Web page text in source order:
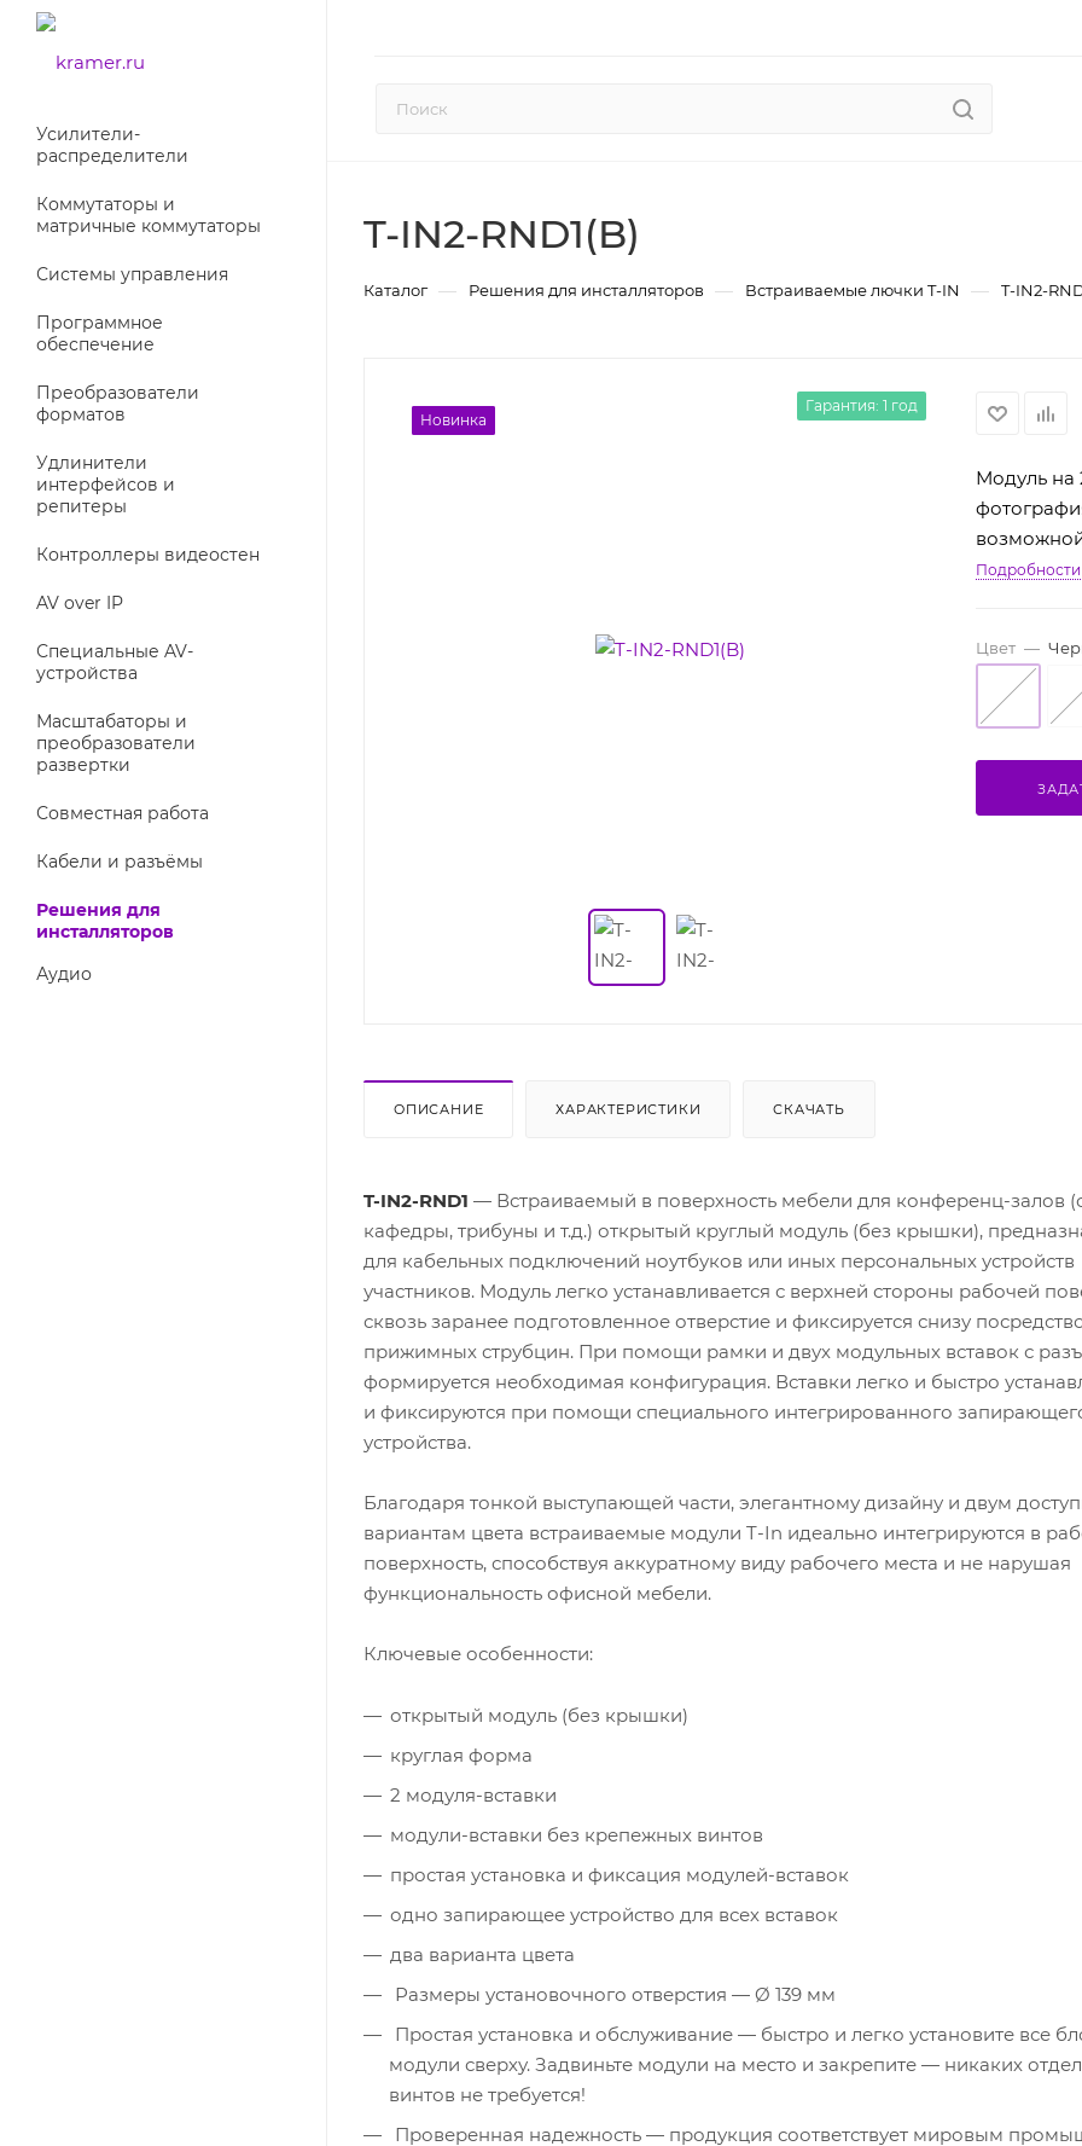
Усилители-
раcпределители
Коммутаторы и
матричные коммутаторы
Системы управления
Программное
обеспечение
Преобразователи
форматов
Удлинители
интерфейсов и
репитеры
Контроллеры видеостен
AV over IP
Специальные AV-
устройства
Масштабаторы и
преобразователи
развертки
Совместная работа
Кабели и разъёмы
Решения для
инсталляторов
Аудио
T-IN2-RND1(B)
Каталог — Решения для инсталляторов — Встраиваемые лючки T-IN — T-IN2-
Новинка
Новинка
Гарантия: 1 год
Модуль на
рамки)
Подробности
Цвет —
ОПИСАНИЕ ХАРАКТЕРИСТИКИ СКАЧАТЬ
T-IN2-RND1 — Встраиваемый в поверхность мебели для конференц-залов
кафедры, трибуны и т.д.) открытый круглый модуль (без крышки),
для кабельных подключений ноутбуков или иных персональных устройств
участников. Модуль легко устанавливается с верхней стороны рабочей
сквозь заранее подготовленное отверстие и фиксируется снизу
прижимных струбцин. При помощи рамки и двух модульных вставок с
формируется необходимая конфигурация. Вставки легко и быстро
и фиксируются при помощи специального интегрированного
устройства.
Благодаря тонкой выступающей части, элегантному дизайну и двум
вариантам цвета встраиваемые модули T-In идеально интегрируются в
поверхность, способствуя аккуратному виду рабочего места и не нарушая
функциональность офисной мебели.
Ключевые особенности:
открытый модуль (без крышки)
круглая форма
2 модуля-вставки
модули-вставки без крепежных винтов
простая установка и фиксация модулей-вставок
одно запирающее устройство для всех вставок
два варианта цвета
Размеры установочного отверстия — Ø 139 мм
Простая установка и обслуживание — быстро и легко установите все
модули сверху. Задвиньте модули на место и закрепите — никаких
винтов не требуется!
Проверенная надежность — продукция соответствует мировым